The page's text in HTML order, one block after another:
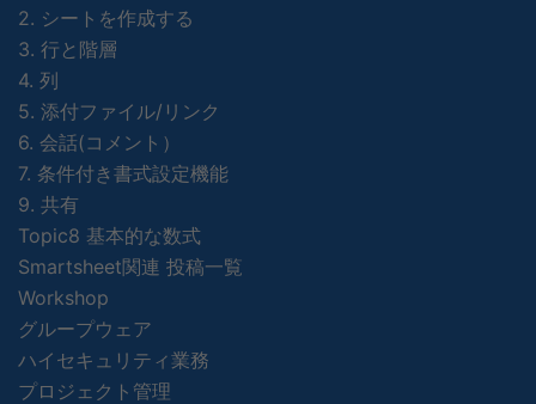
2. シートを作成する
3. 行と階層
4. 列
5. 添付ファイル/リンク
6. 会話(コメント）
7. 条件付き書式設定機能
9. 共有
Topic8 基本的な数式
Smartsheet関連 投稿一覧
Workshop
グループウェア
ハイセキュリティ業務
プロジェクト管理